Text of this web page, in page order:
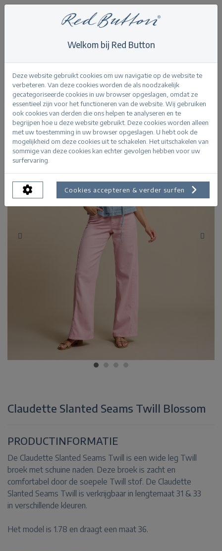
Claudette Slanted Seams Twill L33
Terug
Claudette Slanted Seams Twill Blossom
PRODUCTINFORMATIE
De Claudette Slanted Seams Twill is een wide leg Twill
broek met schuine naden. Deze broek is zacht en
comfortabel door de soepele Twill stof. De Claudette
Slanted Seams Twill is verkrijgbaar in lengtemaat 31 & 33
in verschillende kleuren.
Het model is 1.78 en draagt een maat 36.
Welkom bij Red Button
Deze website gebruikt cookies om uw navigatie op de website te
verbeteren. Van deze cookies worden de als noodzakelijk
gecategoriseerde cookies in uw browser opgeslagen, omdat ze
essentieel zijn voor het functioneren van de website. Wij gebruiken
ook cookies van derden die ons helpen te analyseren en te
begrijpen hoe u deze website gebruikt. Deze cookies worden alleen
met uw toestemming in uw browser opgeslagen. U hebt ook de
mogelijkheid om deze cookies uit te schakelen. Het uitschakelen van
sommige van deze cookies kan echter gevolgen hebben voor uw
surfervaring.
Cookies accepteren & verder surfen